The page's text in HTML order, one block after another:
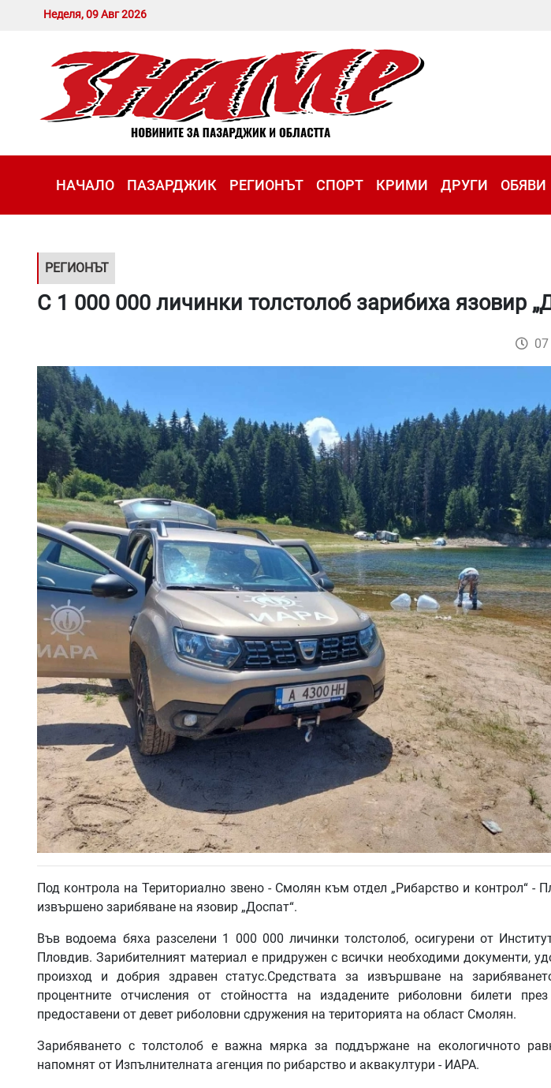
Неделя, 09 Авг 2026
НАЧАЛО ПАЗАРДЖИК РЕГИОНЪТ СПОРТ КРИМИ ДРУГИ ОБЯВИ
РЕГИОНЪТ
С 1 000 000 личинки толстолоб зарибиха язовир
Под контрола на Териториално звено - Смолян към отдел „Рибарство и контрол“ -
извършено зарибяване на язовир „Доспат“.
Във водоема бяха разселени 1 000 000 личинки толстолоб, осигурени от
Пловдив. Зарибителният материал е придружен с всички необходими документи,
произход и добрия здравен статус.Средствата за извършване на
процентните отчисления от стойността на издадените риболовни билети
предоставени от девет риболовни сдружения на територията на област Смолян.
Зарибяването с толстолоб е важна мярка за поддържане на екологичното
напомнят от Изпълнителната агенция по рибарство и аквакултури - ИАРА.